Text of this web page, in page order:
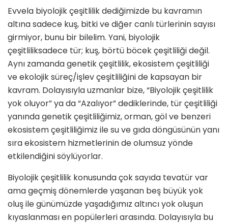
Evvela biyolojik çeşitlilik dediğimizde bu kavramın
altına sadece kuş, bitki ve diğer canlı türlerinin sayısı
girmiyor, bunu bir bilelim. Yani, biyolojik
çeşitliliksadece tür; kuş, börtü böcek çeşitliliği değil.
Aynı zamanda genetik çeşitlilik, ekosistem çeşitliliği
ve ekolojik süreç/işlev çeşitliliğini de kapsayan bir
kavram. Dolayısıyla uzmanlar bize, “Biyolojik çeşitlilik
yok oluyor” ya da “Azalıyor” dediklerinde, tür çeşitliliği
yanında genetik çeşitliliğimiz, orman, göl ve benzeri
ekosistem çeşitliliğimiz ile su ve gıda döngüsünün yanı
sıra ekosistem hizmetlerinin de olumsuz yönde
etkilendiğini söylüyorlar.
Biyolojik çeşitlilik konusunda çok sayıda tevatür var
ama geçmiş dönemlerde yaşanan beş büyük yok
oluş ile günümüzde yaşadığımız altıncı yok oluşun
kıyaslanması en popülerleri arasında. Dolayısıyla bu